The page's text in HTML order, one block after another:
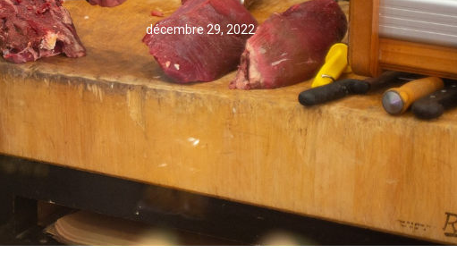
décembre 29, 2022